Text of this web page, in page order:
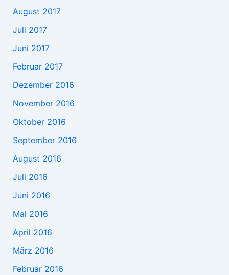
August 2017
Juli 2017
Juni 2017
Februar 2017
Dezember 2016
November 2016
Oktober 2016
September 2016
August 2016
Juli 2016
Juni 2016
Mai 2016
April 2016
März 2016
Februar 2016